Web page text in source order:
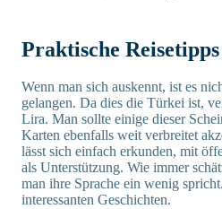
Praktische Reisetipps
Wenn man sich auskennt, ist es
gelangen. Da dies die Türkei ist,
Lira. Man sollte einige dieser
Karten ebenfalls weit verbreitet
lässt sich einfach erkunden, mit
als Unterstützung. Wie immer
man ihre Sprache ein wenig
interessanten Geschichten.